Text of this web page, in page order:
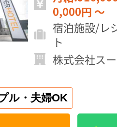
0,000円 ～
宿泊施設/レ
ト
株式会社ス
ル・夫婦OK